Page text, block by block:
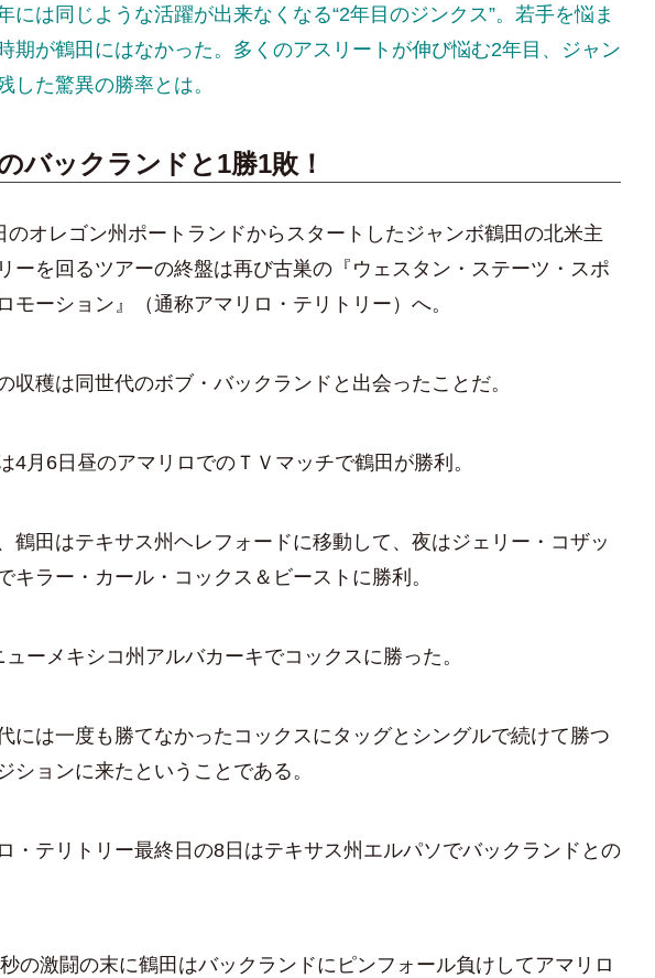
には同じような活躍が出来なくなる“2年目のジンクス”。若手を悩ま
期が鶴田にはなかった。多くのアスリートが伸び悩む2年目、ジャン
した驚異の勝率とは。
バックランドと1勝1敗！
オレゴン州ポートランドからスタートしたジャンボ鶴田の北米主
ーを回るツアーの終盤は再び古巣の『ウェスタン・ステーツ・スポ
モーション』（通称アマリロ・テリトリー）へ。
収穫は同世代のボブ・バックランドと出会ったことだ。
4月6日昼のアマリロでのＴＶマッチで鶴田が勝利。
鶴田はテキサス州ヘレフォードに移動して、夜はジェリー・コザッ
キラー・カール・コックス＆ビーストに勝利。
ーメキシコ州アルバカーキでコックスに勝った。
には一度も勝てなかったコックスにタッグとシングルで続けて勝つ
ションに来たということである。
・テリトリー最終日の8日はテキサス州エルパソでバックランドとの
の激闘の末に鶴田はバックランドにピンフォール負けしてアマリロ